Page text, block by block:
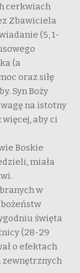
cerkwiach
Zbawiciela
(5, 1-
(a
oraz siłę
Syn Boży
na istotny
więcej, aby ci
Boskie
miała
w
święta
(28-29
o efektach